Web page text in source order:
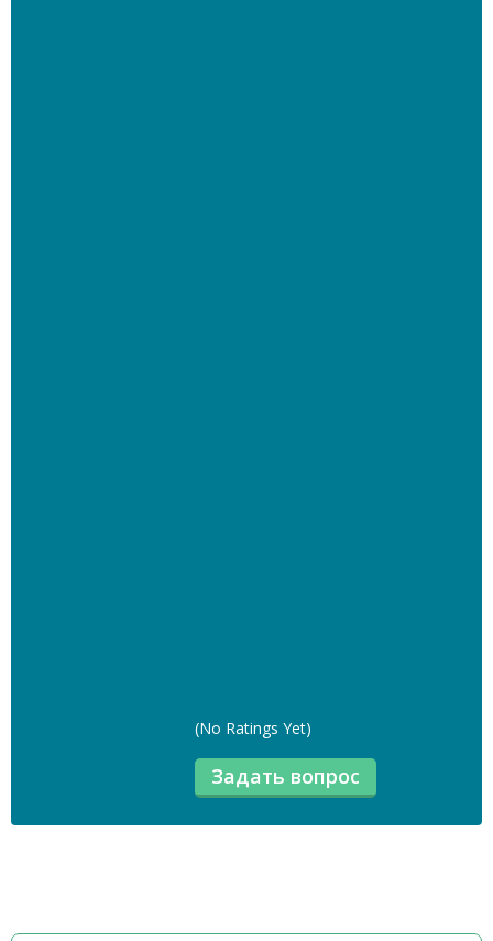
(No Ratings Yet)